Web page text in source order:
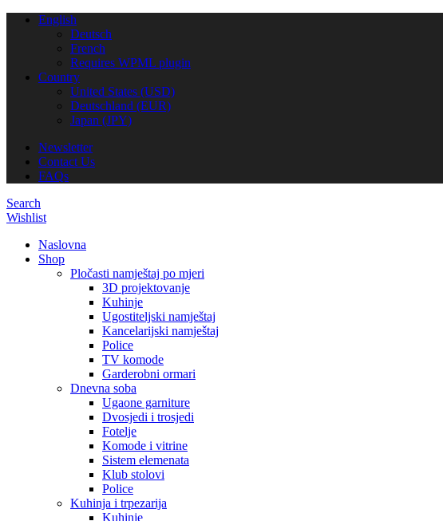
English
Deutsch
French
Requires WPML plugin
Country
United States (USD)
Deutschland (EUR)
Japan (JPY)
Newsletter
Contact Us
FAQs
Search
Wishlist
Naslovna
Shop
Pločasti namještaj po mjeri
3D projektovanje
Kuhinje
Ugostiteljski namještaj
Kancelarijski namještaj
Police
TV komode
Garderobni ormari
Dnevna soba
Ugaone garniture
Dvosjedi i trosjedi
Fotelje
Komode i vitrine
Sistem elemenata
Klub stolovi
Police
Kuhinja i trpezarija
Kuhinje